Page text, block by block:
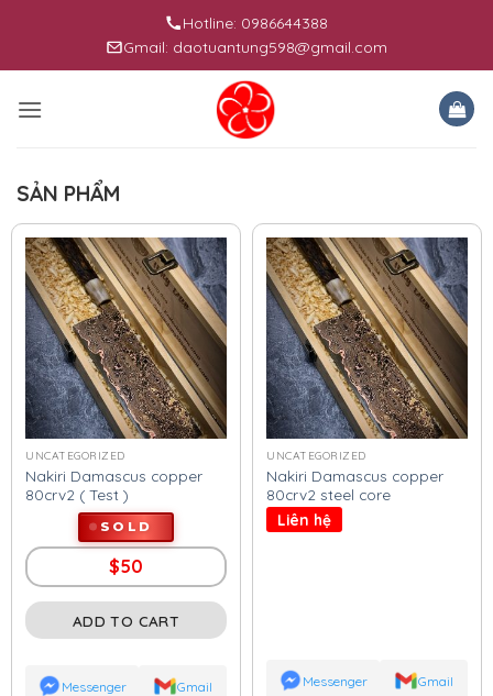
content
Hotline: 0986644388
Gmail: daotuantung598@gmail.com
SẢN PHẨM
UNCATEGORIZED
Nakiri Damascus copper
80crv2 ( Test )
SOLD
$50
ADD TO CART
Messenger Gmail
UNCATEGORIZED
Nakiri Damascus copper
80crv2 steel core
Liên hệ
Messenger Gmail